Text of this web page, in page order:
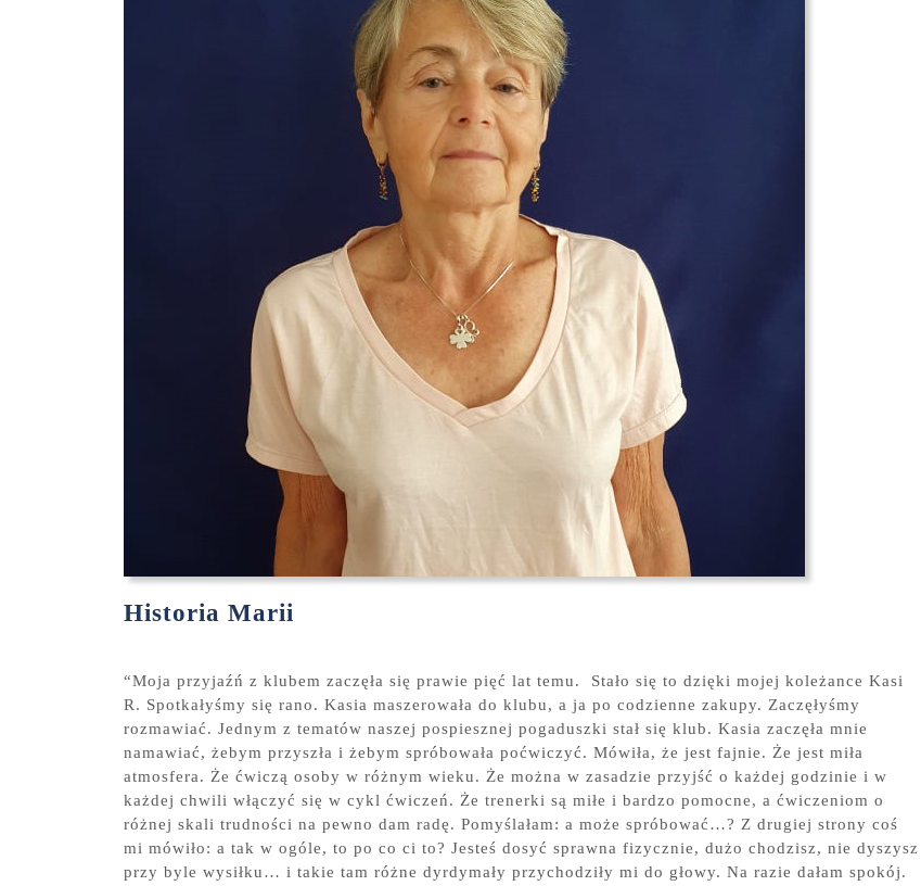
Historia Marii
“Moja przyjaźń z klubem zaczęła się prawie pięć lat temu. Stało się to dzięki mojej koleżance Kasi
R. Spotkałyśmy się rano. Kasia maszerowała do klubu, a ja po codzienne zakupy. Zaczęłyśmy
rozmawiać. Jednym z tematów naszej pospiesznej pogaduszki stał się klub. Kasia zaczęła mnie
namawiać, żebym przyszła i żebym spróbowała poćwiczyć. Mówiła, że jest fajnie. Że jest miła
atmosfera. Że ćwiczą osoby w różnym wieku. Że można w zasadzie przyjść o każdej godzinie i w
każdej chwili włączyć się w cykl ćwiczeń. Że trenerki są miłe i bardzo pomocne, a ćwiczeniom o
różnej skali trudności na pewno dam radę. Pomyślałam: a może spróbować…? Z drugiej strony coś
mi mówiło: a tak w ogóle, to po co ci to? Jesteś dosyć sprawna fizycznie, dużo chodzisz, nie dyszysz
przy byle wysiłku… i takie tam różne dyrdymały przychodziły mi do głowy. Na razie dałam spokój.